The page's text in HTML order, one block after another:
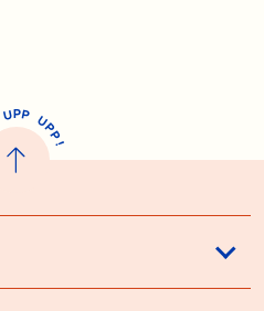
UPP UP
P
!